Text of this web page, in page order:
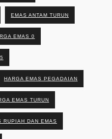
EMAS ANTAM TURUN
EMAS 0
HARGA EMAS PEGADAIAN
EMAS TURUN
RUPIAH DAN EMAS